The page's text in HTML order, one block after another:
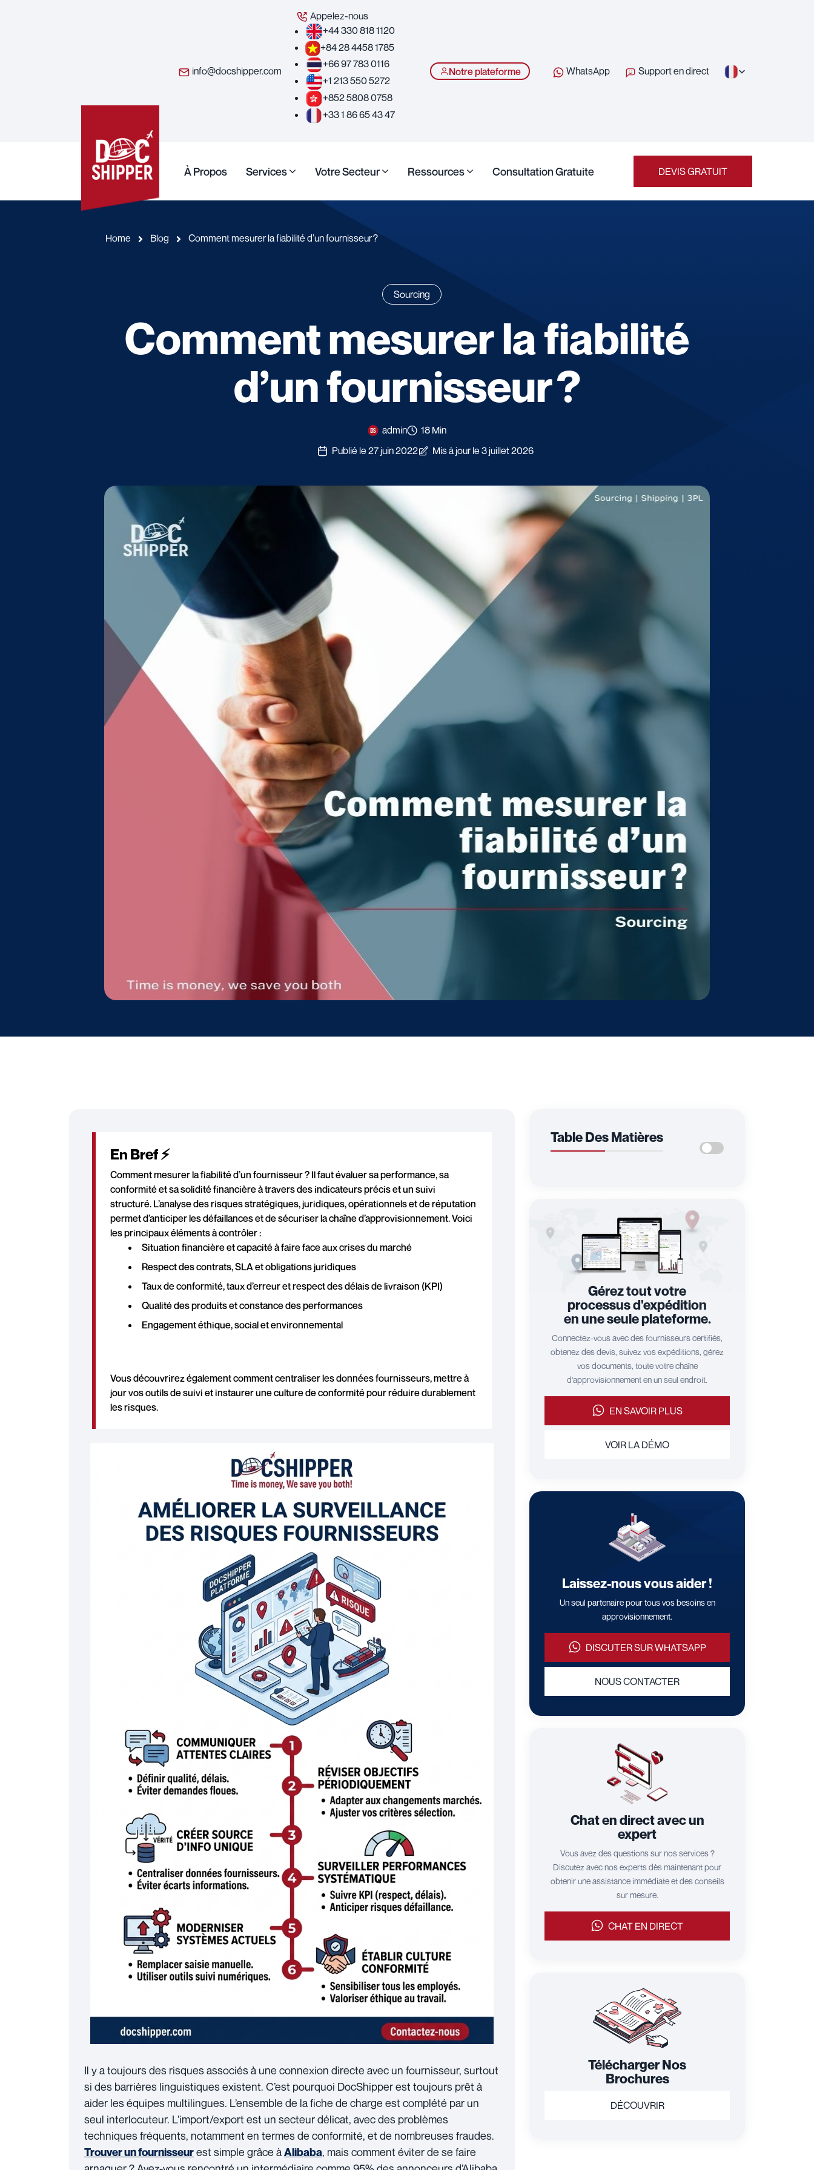
info@docshipper.com
Appelez-nous
+44 330 818 1120
+84 28 4458 1785
+66 97 783 0116
+1 213 550 5272
+852 5808 0758
+33 1 86 65 43 47
Notre plateforme WhatsApp Support en direct
À Propos Services Votre Secteur Ressources Consultation Gratuite DEVIS GRATUIT
Home Blog Comment mesurer la fiabilité d’un fournisseur ?
Sourcing
Comment mesurer la fiabilité
d’un fournisseur ?
admin
18 Min
Publié le 27 juin 2022
Mis à jour le 3 juillet 2026
En Bref ⚡
Comment mesurer la fiabilité d’un fournisseur ? Il faut évaluer sa performance, sa
conformité et sa solidité financière à travers des indicateurs précis et un suivi
structuré. L’analyse des risques stratégiques, juridiques, opérationnels et de réputation
permet d’anticiper les défaillances et de sécuriser la chaîne d’approvisionnement. Voici
les principaux éléments à contrôler :
Situation financière et capacité à faire face aux crises du marché
Respect des contrats, SLA et obligations juridiques
Taux de conformité, taux d’erreur et respect des délais de livraison (KPI)
Qualité des produits et constance des performances
Engagement éthique, social et environnemental
Vous découvrirez également comment centraliser les données fournisseurs, mettre à
jour vos outils de suivi et instaurer une culture de conformité pour réduire durablement
les risques.
Il y a toujours des risques associés à une connexion directe avec un fournisseur, surtout
si des barrières linguistiques existent. C’est pourquoi DocShipper est toujours prêt à
aider les équipes multilingues. L’ensemble de la fiche de charge est complété par un
seul interlocuteur. L’import/export est un secteur délicat, avec des problèmes
techniques fréquents, notamment en termes de conformité, et de nombreuses fraudes.
Trouver un fournisseurest simple grâce àAlibaba, mais comment éviter de se faire
Table Des Matières
Gérez tout votre
processus d'expédition
en une seule plateforme.
Connectez-vous avec des fournisseurs certifiés,
obtenez des devis, suivez vos expéditions, gérez
vos documents, toute votre chaîne
d'approvisionnement en un seul endroit.
EN SAVOIR PLUS
VOIR LA DÉMO
Laissez-nous vous aider !
Un seul partenaire pour tous vos besoins en
approvisionnement.
DISCUTER SUR WHATSAPP
NOUS CONTACTER
Chat en direct avec un
expert
Vous avez des questions sur nos services ?
Discutez avec nos experts dès maintenant pour
obtenir une assistance immédiate et des conseils
sur mesure.
CHAT EN DIRECT
Télécharger Nos
Brochures
DÉCOUVRIR